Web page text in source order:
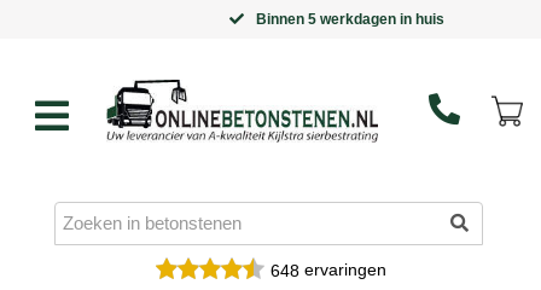
Binnen 5 werkdagen in huis
648ervaringen